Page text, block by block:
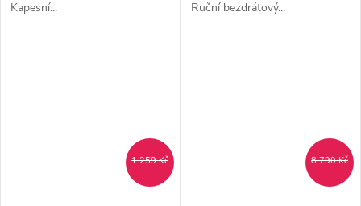
Kapesní... Ruční bezdrátový...
1 259 Kč 8 790 Kč